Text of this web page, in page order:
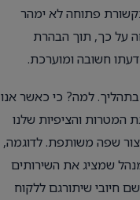
פתוחה לא ימהר
על כך, תוך הבהרת
דעתו חשובה ומוערכת.
בתהליך. למה? כי כאשר אנו
המטרות והציפיות שלנו
שפה משותפת. לדוגמה,
שמציג את השירותים
חיובי שיתורגם ללקוח